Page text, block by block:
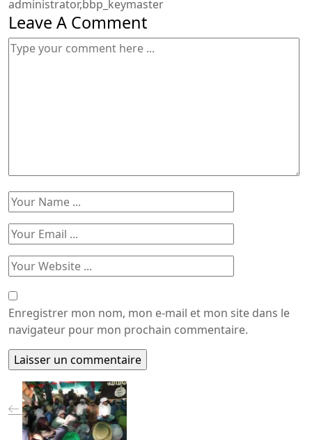
administrator,bbp_keymaster
Leave A Comment
Enregistrer mon nom, mon e-mail et mon site dans le
navigateur pour mon prochain commentaire.